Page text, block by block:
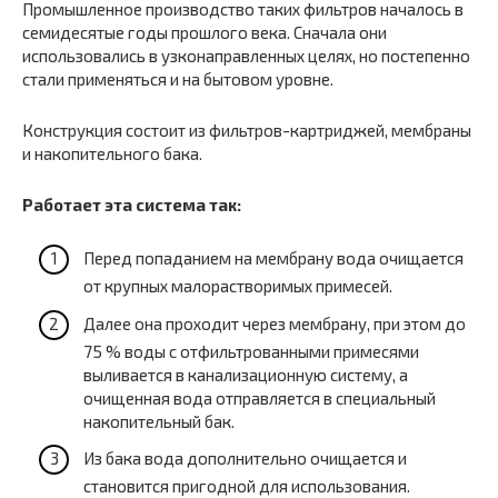
Промышленное производство таких фильтров началось в
семидесятые годы прошлого века. Сначала они
использовались в узконаправленных целях, но постепенно
стали применяться и на бытовом уровне.
Конструкция состоит из фильтров-картриджей, мембраны
и накопительного бака.
Работает эта система так:
Перед попаданием на мембрану вода очищается
от крупных малорастворимых примесей.
Далее она проходит через мембрану, при этом до
75 % воды с отфильтрованными примесями
выливается в канализационную систему, а
очищенная вода отправляется в специальный
накопительный бак.
Из бака вода дополнительно очищается и
становится пригодной для использования.